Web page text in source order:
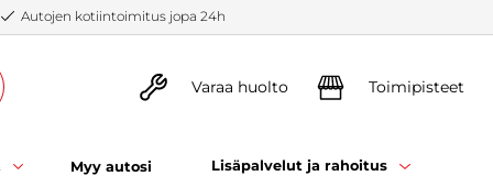
Autojen kotiintoimitus jopa 24h
Varaa huolto Toimipisteet
Myy autosi Lisäpalvelut ja rahoitus